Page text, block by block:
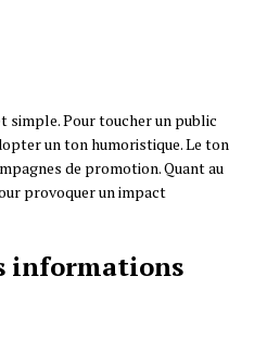
Pour toucher un public
un ton humoristique. Le ton
de promotion. Quant au
provoquer un impact
informations